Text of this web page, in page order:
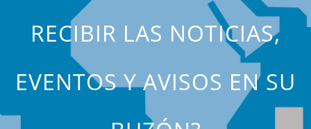
RECIBIR LAS NOTICIAS,
EVENTOS Y AVISOS EN SU